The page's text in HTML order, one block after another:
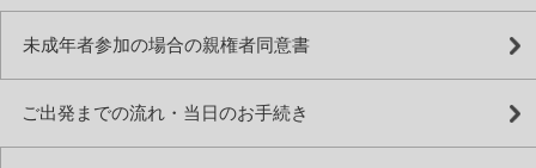
未成年者参加の場合の親権者同意書
ご出発までの流れ・当日のお手続き